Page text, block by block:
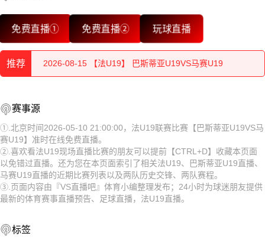
免费直播① 免费直播② 玩球直播
推荐
2026-08-15 【法U19】 巴斯蒂亚U19VS马赛U19
2026-08-15 【法U19】 巴斯蒂亚U19VS马赛U19
2026-08-15 【法U19】 巴斯蒂亚U19VS马赛U19
2026-08-15 【法U19】 巴斯蒂亚U19VS马赛U19
2026-08-15 【法U19】 巴斯蒂亚U19VS马赛U19
2026-08-15 【法U19】 巴斯蒂亚U19VS马赛U19
2026-08-15 【法U19】 巴斯蒂亚U19VS马赛U19
2026-08-15 【法U19】 巴斯蒂亚U19VS马赛U19
2026-08-15 【法U19】 巴斯蒂亚U19VS马赛U19
赛事源
①.北京时间2026-05-10 21:00:00，法U19联赛比赛【巴斯蒂亚U19VS马
赛U19】准时在线免费直播。
②.喜欢看法U19现场直播比赛的朋友可以提前【CTRL+D】收藏本页面
以免错过直播。还为您在本页面索引了相关法U19、巴斯蒂亚U19直播、
马赛U19直播的近期比赛列表以及两队历史交锋、两队赛程。
③.页面内容由『VS直播吧』体育小编整理发布；24小时为球迷朋友提供
最新的体育赛事直播预告、足球直播，法U19直播。
标签